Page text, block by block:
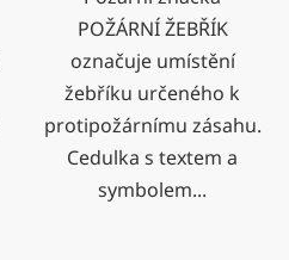
POŽÁRNÍ ŽEBŘÍK
označuje umístění
žebříku určeného k
protipožárnímu zásahu.
Cedulka s textem a
symbolem...